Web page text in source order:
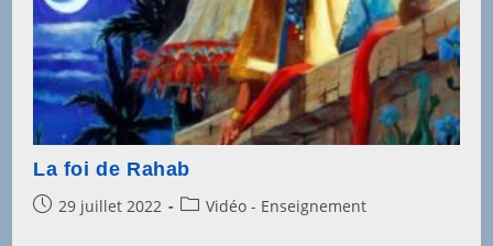
La foi de Rahab
Post29 juillet 2022
PostVidéo - Enseignement